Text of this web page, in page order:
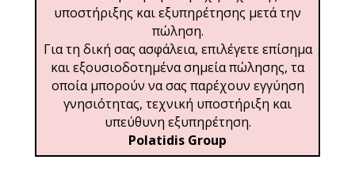
υποστήριξης και εξυπηρέτησης μετά την
πώληση.
Για τη δική σας ασφάλεια, επιλέγετε επίσημα
και εξουσιοδοτημένα σημεία πώλησης, τα
οποία μπορούν να σας παρέχουν εγγύηση
γνησιότητας, τεχνική υποστήριξη και
υπεύθυνη εξυπηρέτηση.
Polatidis Group